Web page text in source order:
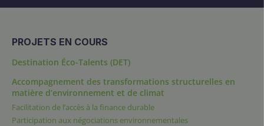
PROJETS EN COURS
Destination Éco-Talents (DET)
Accompagnement des transformations structurelles en
matière d’environnement et de climat
Facilitation de l’accès à la finance durable
Participation aux négociations environnementales